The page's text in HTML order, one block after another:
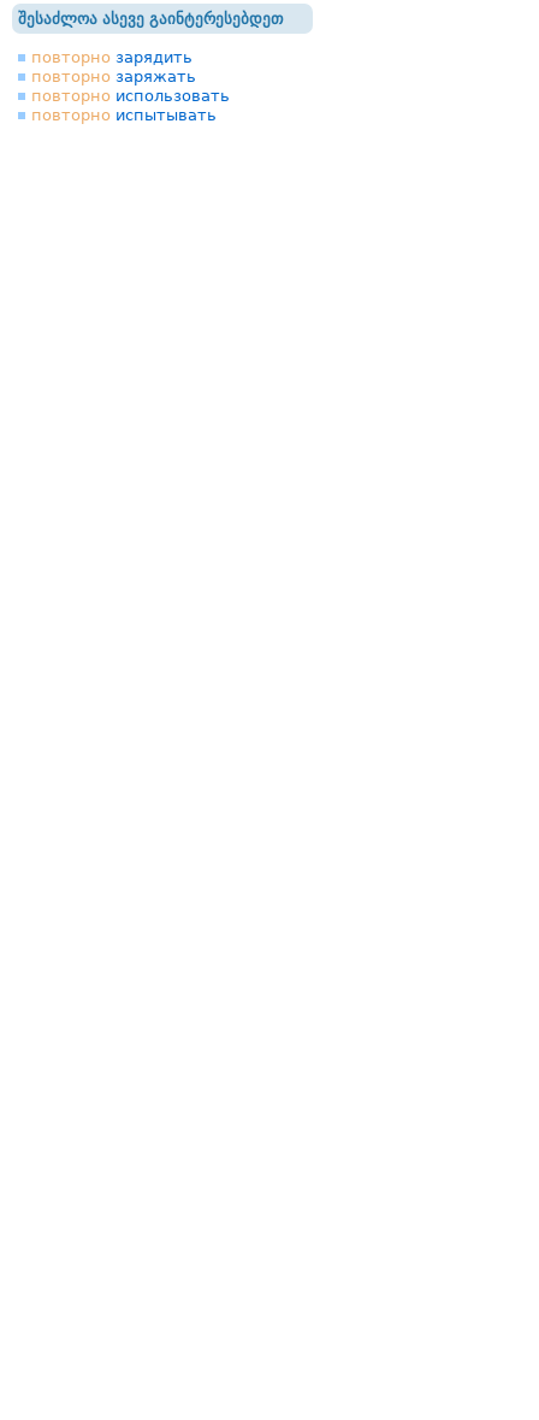
შესაძლოა ასევე გაინტერესებდეთ
повторно зарядить
повторно заряжать
повторно использовать
повторно испытывать